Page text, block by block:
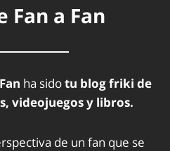
Fan a Fan
ha sidotu blog friki de
videojuegos y libros.
de un fan que se